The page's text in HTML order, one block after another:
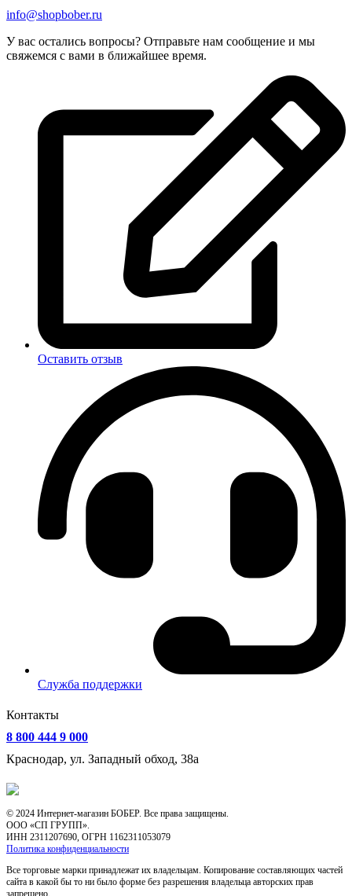
info@shopbober.ru
У вас остались вопросы? Отправьте нам сообщение и мы
свяжемся с вами в ближайшее время.
Оставить отзыв
Служба поддержки
Контакты
8 800 444 9 000
Краснодар, ул. Западный обход, 38а
© 2024 Интернет-магазин БОБЕР. Все права защищены.
ООО «СП ГРУПП».
ИНН 2311207690, ОГРН 1162311053079
Политика конфиденциальности
Все торговые марки принадлежат их владельцам. Копирование составляющих частей
сайта в какой бы то ни было форме без разрешения владельца авторских прав
запрещено.